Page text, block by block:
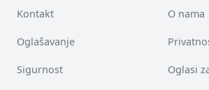
Kontakt O nama
Oglašavanje
Sigurnost Oglasi